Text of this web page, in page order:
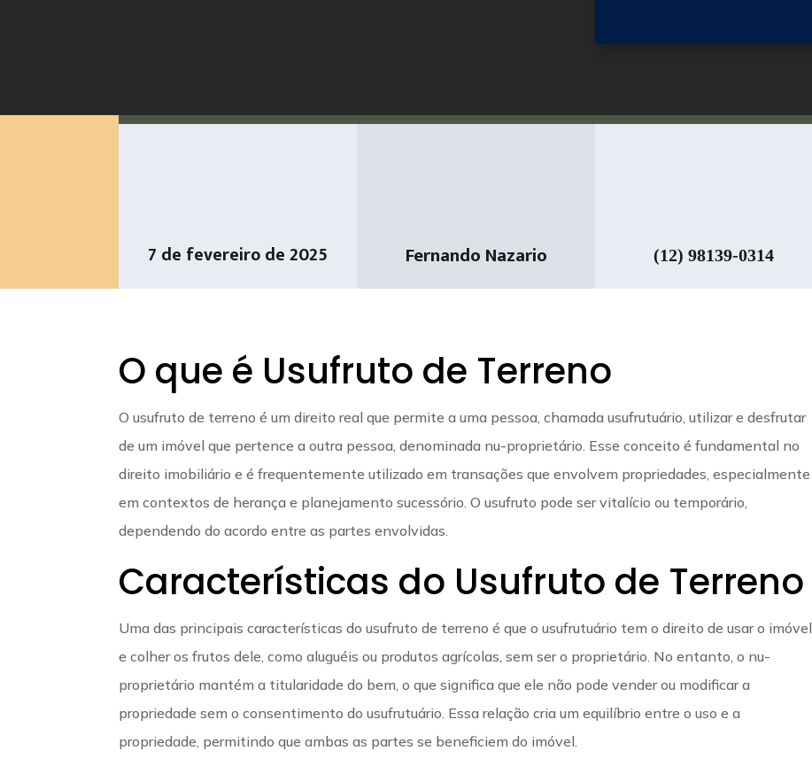
7 de fevereiro de 2025 Fernando Nazario (12) 98139-0314
O que é Usufruto de Terreno
O usufruto de terreno é um direito real que permite a uma pessoa, chamada usufrutuário, utilizar e desfrutar
de um imóvel que pertence a outra pessoa, denominada nu-proprietário. Esse conceito é fundamental no
direito imobiliário e é frequentemente utilizado em transações que envolvem propriedades, especialmente
em contextos de herança e planejamento sucessório. O usufruto pode ser vitalício ou temporário,
dependendo do acordo entre as partes envolvidas.
Características do Usufruto de Terreno
Uma das principais características do usufruto de terreno é que o usufrutuário tem o direito de usar o imóvel
e colher os frutos dele, como aluguéis ou produtos agrícolas, sem ser o proprietário. No entanto, o nu-
proprietário mantém a titularidade do bem, o que significa que ele não pode vender ou modificar a
propriedade sem o consentimento do usufrutuário. Essa relação cria um equilíbrio entre o uso e a
propriedade, permitindo que ambas as partes se beneficiem do imóvel.